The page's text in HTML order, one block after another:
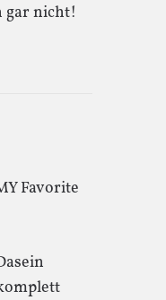
gar nicht!
Favorite